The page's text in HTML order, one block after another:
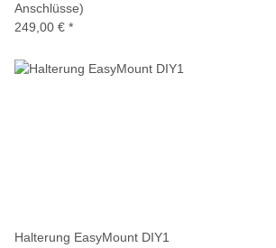
Anschlüsse)
249,00 € *
Halterung EasyMount DIY1